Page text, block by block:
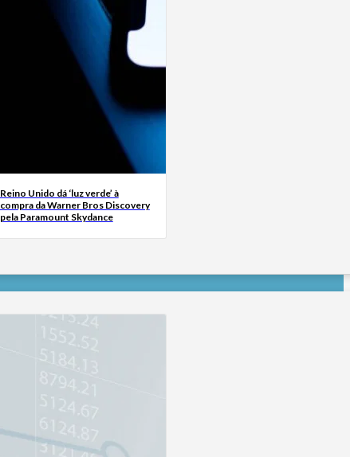
Reino Unido dá ‘luz verde’ à
compra da Warner Bros Discovery
pela Paramount Skydance